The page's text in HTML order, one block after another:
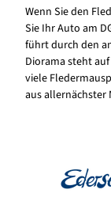
Wenn Sie den
Sie Ihr Auto am
führt durch den
Diorama steht
viele
aus allernächster